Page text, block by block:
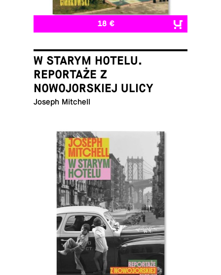
18 €
W STARYM HOTELU.
REPORTAŻE Z
NOWOJORSKIEJ ULICY
Joseph Mitchell